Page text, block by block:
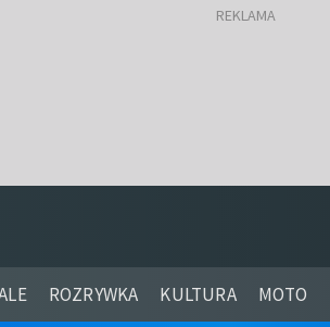
ROZRYWKA KULTURA MOTO